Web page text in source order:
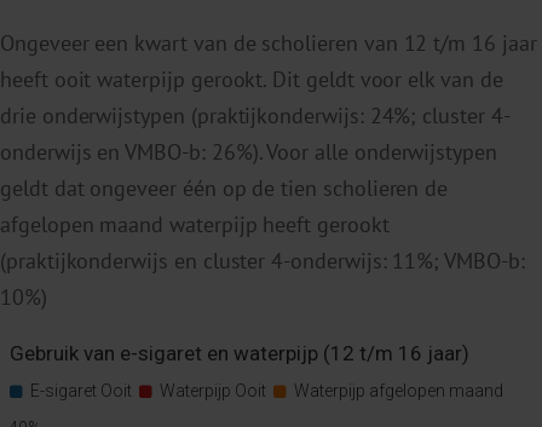
Ongeveer een kwart van de scholieren van 12 t/m 16 jaar
heeft ooit waterpijp gerookt. Dit geldt voor elk van de
drie onderwijstypen (praktijkonderwijs: 24%; cluster 4-
onderwijs en VMBO-b: 26%). Voor alle onderwijstypen
geldt dat ongeveer één op de tien scholieren de
afgelopen maand waterpijp heeft gerookt
(praktijkonderwijs en cluster 4-onderwijs: 11%; VMBO-b:
10%)